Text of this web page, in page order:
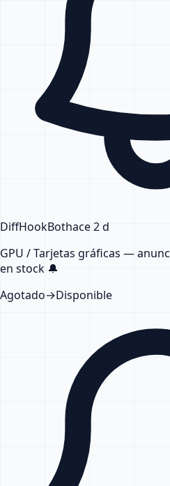
DiffHookBothace 2 d
GPU / Tarjetas gráficas —
en stock 🔔
Agotado→Disponible